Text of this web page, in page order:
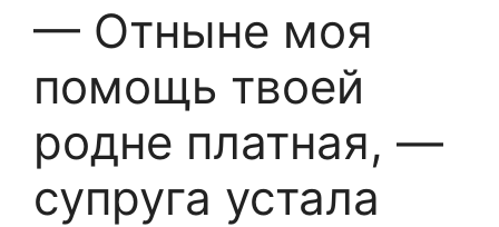
— Отныне моя
помощь твоей
родне платная, —
супруга устала